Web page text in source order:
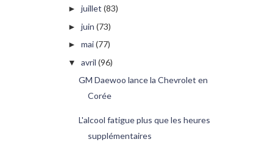
► juillet (83)
► juin (73)
► mai(77)
▼ avril (96)
GM Daewoo lance la Chevrolet en
Corée
L'alcool fatigue plus que les heures
supplémentaires